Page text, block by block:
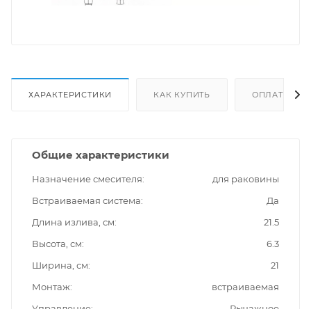
ХАРАКТЕРИСТИКИ КАК КУПИТЬ ОПЛАТА
Общие характеристики
Назначение смесителя
для раковины
Встраиваемая система
Да
Длина излива, см
21.5
Высота, см
6.3
Ширина, см
21
Монтаж
встраиваемая